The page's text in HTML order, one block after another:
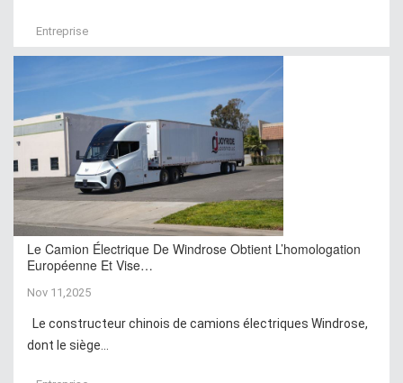
Entreprise
Le Camion Électrique De Windrose Obtient L’homologation
Européenne Et Vise…
Nov 11,2025
Le constructeur chinois de camions électriques Windrose,
dont le siège...